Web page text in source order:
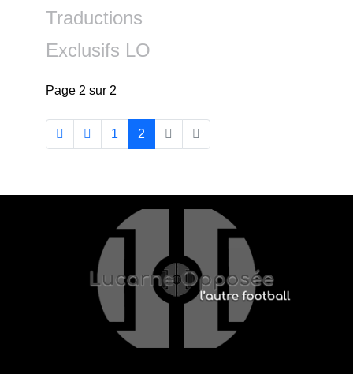
Traductions
Exclusifs LO
Page 2 sur 2
1 2